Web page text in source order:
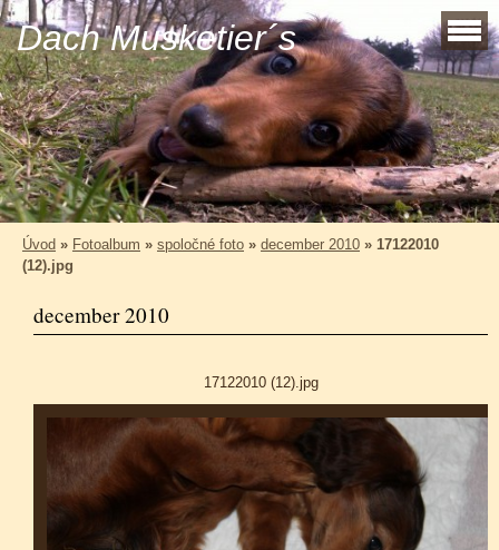
Dach Musketier´s
Úvod » Fotoalbum » spoločné foto » december 2010 » 17122010
(12).jpg
december 2010
17122010 (12).jpg